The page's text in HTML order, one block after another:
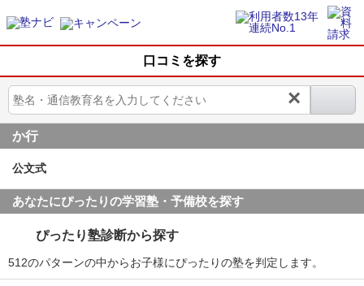
口コミを探す
×
か行
公文式
あなたにぴったりの学習塾・予備校を探す
ぴったり塾診断から探す
512のパターンの中からお子様にぴったりの塾を判定します。